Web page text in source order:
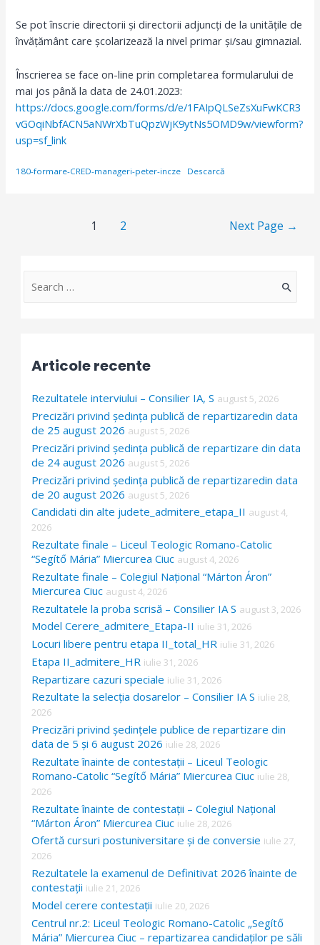
Se pot înscrie directorii și directorii adjuncți de la unitățile de
învățământ care școlarizează la nivel primar și/sau gimnazial.
Înscrierea se face on-line prin completarea formularului de
mai jos până la data de 24.01.2023:
https://docs.google.com/forms/d/e/1FAIpQLSeZsXuFwKCR3
vGOqiNbfACN5aNWrXbTuQpzWjK9ytNs5OMD9w/viewform?
usp=sf_link
180-formare-CRED-manageri-peter-incze Descarcă
1 2 Next Page →
S
c
f
o
r
Articole recente
Rezultatele interviului – Consilier IA, S august 5, 2026
Precizări privind ședința publică de repartizaredin data
de 25 august 2026 august 5, 2026
Precizări privind ședința publică de repartizare din data
de 24 august 2026 august 5, 2026
Precizări privind ședința publică de repartizaredin data
de 20 august 2026 august 5, 2026
Candidati din alte judete_admitere_etapa_II august 4,
2026
Rezultate finale – Liceul Teologic Romano-Catolic
“Segítő Mária” Miercurea Ciuc august 4, 2026
Rezultate finale – Colegiul Național “Márton Áron”
Miercurea Ciuc august 4, 2026
Rezultatele la proba scrisă – Consilier IA S august 3, 2026
Model Cerere_admitere_Etapa-II iulie 31, 2026
Locuri libere pentru etapa II_total_HR iulie 31, 2026
Etapa II_admitere_HR iulie 31, 2026
Repartizare cazuri speciale iulie 31, 2026
Rezultate la selecția dosarelor – Consilier IA S iulie 28,
2026
Precizări privind ședințele publice de repartizare din
data de 5 și 6 august 2026 iulie 28, 2026
Rezultate înainte de contestații – Liceul Teologic
Romano-Catolic “Segítő Mária” Miercurea Ciuc iulie 28,
2026
Rezultate înainte de contestații – Colegiul Național
“Márton Áron” Miercurea Ciuc iulie 28, 2026
Ofertă cursuri postuniversitare și de conversie iulie 27,
2026
Rezultatele la examenul de Definitivat 2026 înainte de
contestații iulie 21, 2026
Model cerere contestații iulie 20, 2026
Centrul nr.2: Liceul Teologic Romano-Catolic „Segítő
Mária” Miercurea Ciuc – repartizarea candidaților pe săli